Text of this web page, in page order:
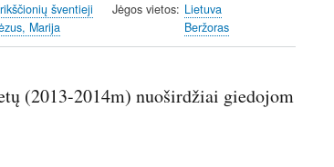
šventieji
Marija
Jėgos vietos Lietuva
Beržoras
(2013-2014m) nuoširdžiai giedojom